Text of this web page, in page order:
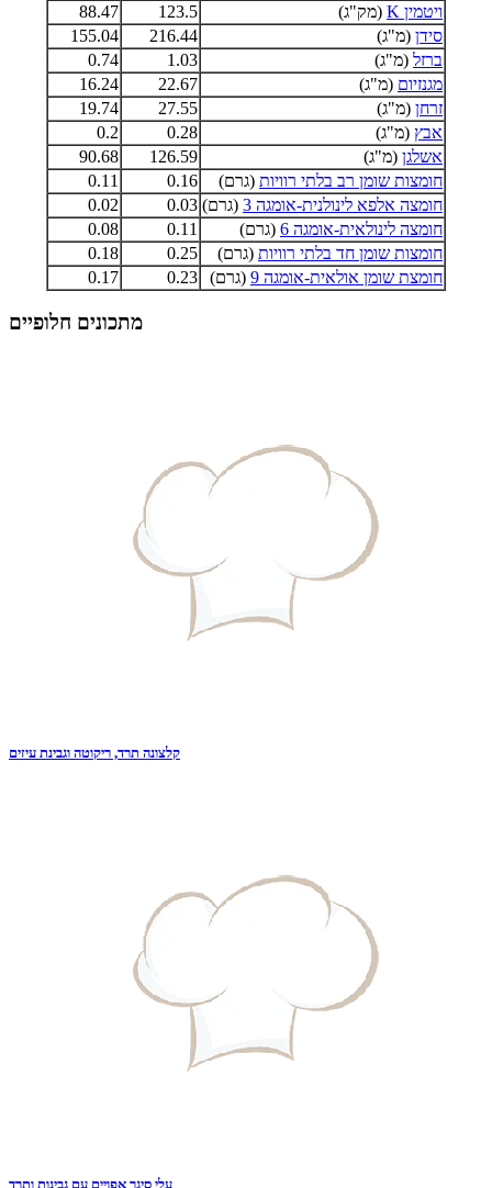
ויטמין K
(מק"ג) 123.5
88.47
סידן (מ"ג) 216.44
155.04
ברזל (מ"ג) 1.03
0.74
מגנזיום (מ"ג) 22.67
16.24
זרחן (מ"ג) 27.55
19.74
אבץ (מ"ג) 0.28
0.2
אשלגן (מ"ג) 126.59
90.68
חומצות שומן רב בלתי רוויות (גרם) 0.16
0.11
חומצה אלפא לינולנית-אומגה 3
(גרם) 0.03
0.02
חומצה לינולאית-אומגה 6
(גרם) 0.11
0.08
חומצות שומן חד בלתי רוויות (גרם) 0.25
0.18
חומצת שומן אולאית-אומגה 9
(גרם) 0.23
0.17
מתכונים חלופיים
קלצונה תרד, ריקוטה וגבינת עיזים
עלי סיגר אפויים עם גבינות ותרד